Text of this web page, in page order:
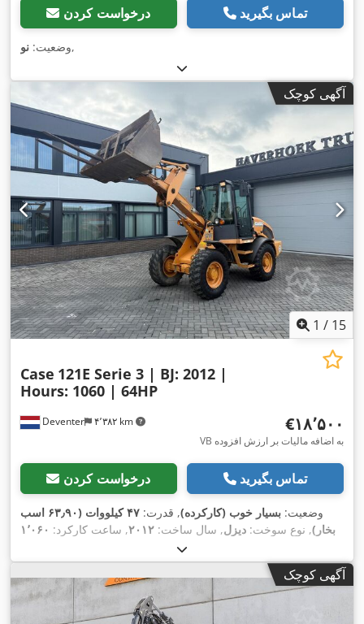
درخواست کردن تماس بگیرید
وضعیت: نو ,
آگهی کوچک
1 / 15
Deventer ۴٬۳۸۲ km
Case 121E Serie 3 | BJ: 2012 |
Hours: 1060 | 64HP
‎€۱۸٬۵۰۰
VB به اضافه مالیات بر ارزش افزوده
درخواست کردن تماس بگیرید
وضعیت: بسیار خوب (کارکرده), قدرت:
۴۷ کیلووات (۶۳٫۹۰ اسب
بخار), نوع سوخت: دیزل, سال ساخت: ۲۰۱۲, ساعت کارکرد: ۱٬۰۶۰
آگهی کوچک